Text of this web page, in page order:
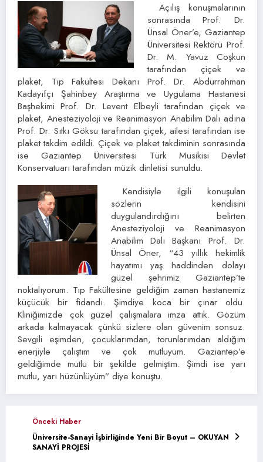
Açılış konuşmalarının
sonrasında Prof. Dr.
Ünsal Öner’e, Gaziantep
Üniversitesi Rektörü Prof.
Dr. M. Yavuz Coşkun
tarafından çiçek ve
plaket, Tıp Fakültesi Dekanı Prof. Dr. Abdurrahman
Kadayıfçı Şahinbey Araştırma ve Uygulama Hastanesi
Başhekimi Prof. Dr. Levent Elbeyli tarafından çiçek ve
plaket, Anesteziyoloji ve Reanimasyon Anabilim Dalı adına
Prof. Dr. Sıtkı Göksu tarafından çiçek, ailesi tarafından ise
plaket takdim edildi. Çiçek ve plaket takdiminin sonrasında
ise Gaziantep Üniversitesi Türk Musikisi Devlet
Konservatuarı tarafından müzik dinletisi sunuldu.
Kendisiyle ilgili konuşulan
sözlerin kendisini
duygulandırdığını belirten
Anesteziyoloji ve Reanimasyon
Anabilim Dalı Başkanı Prof. Dr.
Ünsal Öner, “43 yıllık hekimlik
hayatımı yaş haddinden dolayı
güzel şehrimiz Gaziantep’te
noktalıyorum. Tıp Fakültesine geldiğim zaman hastanemiz
küçücük bir fidandı. Şimdiye koca bir çınar oldu.
Kliniğimizde çok güzel çalışmalara imza attık. Gözüm
arkada kalmayacak çünkü sizlere olan güvenim sonsuz.
Sevgili eşimden, çocuklarımdan, torunlarımdan aldığım
enerjiyle çalıştım ve çok mutluyum. Gaziantep’e
geldiğimde mutlu bir şekilde gelmiştim. Şimdi ise yarı
mutlu, yarı hüzünlüyüm” diye konuştu.
Önceki Haber
Üniversite-Sanayi İşbirliğinde Yeni Bir Boyut – OKUYAN
SANAYİ PROJESİ